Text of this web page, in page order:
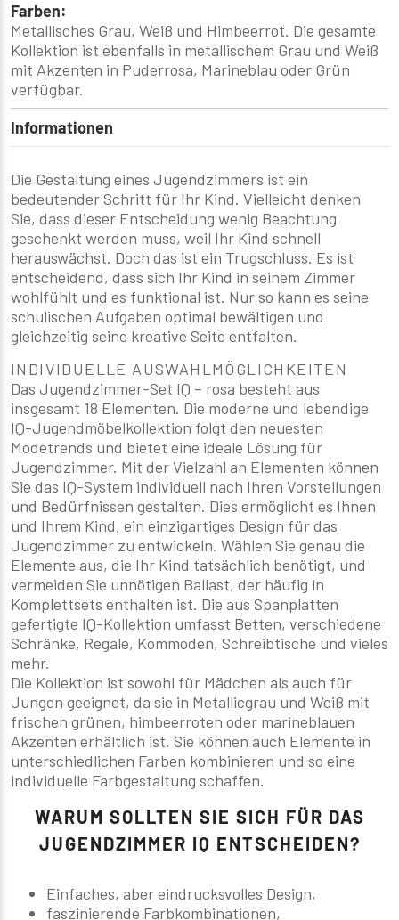
Farben:
Metallisches Grau, Weiß und Himbeerrot. Die gesamte
Kollektion ist ebenfalls in metallischem Grau und Weiß
mit Akzenten in Puderrosa, Marineblau oder Grün
verfügbar.
Informationen
Die Gestaltung eines Jugendzimmers ist ein
bedeutender Schritt für Ihr Kind. Vielleicht denken
Sie, dass dieser Entscheidung wenig Beachtung
geschenkt werden muss, weil Ihr Kind schnell
herauswächst. Doch das ist ein Trugschluss. Es ist
entscheidend, dass sich Ihr Kind in seinem Zimmer
wohlfühlt und es funktional ist. Nur so kann es seine
schulischen Aufgaben optimal bewältigen und
gleichzeitig seine kreative Seite entfalten.
INDIVIDUELLE AUSWAHLMÖGLICHKEITEN
Das Jugendzimmer-Set IQ – rosa besteht aus
insgesamt 18 Elementen. Die moderne und lebendige
IQ-Jugendmöbelkollektion folgt den neuesten
Modetrends und bietet eine ideale Lösung für
Jugendzimmer. Mit der Vielzahl an Elementen können
Sie das IQ-System individuell nach Ihren Vorstellungen
und Bedürfnissen gestalten. Dies ermöglicht es Ihnen
und Ihrem Kind, ein einzigartiges Design für das
Jugendzimmer zu entwickeln. Wählen Sie genau die
Elemente aus, die Ihr Kind tatsächlich benötigt, und
vermeiden Sie unnötigen Ballast, der häufig in
Komplettsets enthalten ist. Die aus Spanplatten
gefertigte IQ-Kollektion umfasst Betten, verschiedene
Schränke, Regale, Kommoden, Schreibtische und vieles
mehr.
Die Kollektion ist sowohl für Mädchen als auch für
Jungen geeignet, da sie in Metallicgrau und Weiß mit
frischen grünen, himbeerroten oder marineblauen
Akzenten erhältlich ist. Sie können auch Elemente in
unterschiedlichen Farben kombinieren und so eine
individuelle Farbgestaltung schaffen.
WARUM SOLLTEN SIE SICH FÜR DAS
JUGENDZIMMER IQ ENTSCHEIDEN?
Einfaches, aber eindrucksvolles Design,
faszinierende Farbkombinationen,